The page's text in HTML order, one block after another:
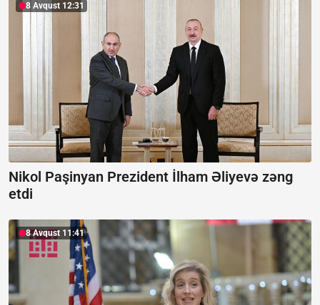
8 Avqust 12:31
Nikol Paşinyan Prezident İlham Əliyevə zəng
etdi
8 Avqust 11:41